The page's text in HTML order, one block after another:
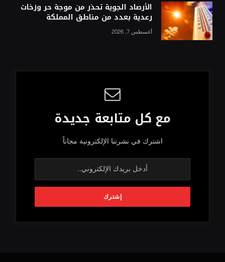
الأرصاد الجوية تحذر من موجة حر وزخات
رعدية بعدد من مناطق المملكة
أغسطس 7, 2026
مع كل متابعة جديدة
اشترك في نشرتنا الإلكترونية مجاناً